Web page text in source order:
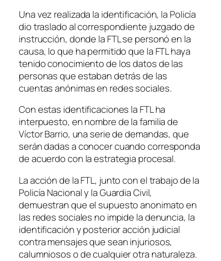
Una vez realizada la identificación, la Policía
dio traslado al correspondiente juzgado de
instrucción, donde la FTL se personó en la
causa, lo que ha permitido que la FTL haya
tenido conocimiento de los datos de las
personas que estaban detrás de las
cuentas anónimas en redes sociales.
Con estas identificaciones la FTL ha
interpuesto, en nombre de la familia de
Víctor Barrio, una serie de demandas, que
serán dadas a conocer cuando corresponda
de acuerdo con la estrategia procesal.
La acción de la FTL, junto con el trabajo de la
Policía Nacional y la Guardia Civil,
demuestran que el supuesto anonimato en
las redes sociales no impide la denuncia, la
identificación y posterior acción judicial
contra mensajes que sean injuriosos,
calumniosos o de cualquier otra naturaleza.